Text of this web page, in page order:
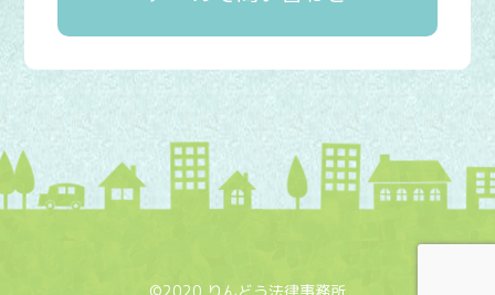
©2020 りんどう法律事務所